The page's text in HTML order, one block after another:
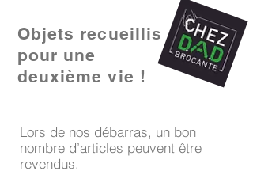
Objets recueillis
pour une
deuxième vie !
Lors de nos débarras, un bon
nombre d’articles peuvent être
revendus.